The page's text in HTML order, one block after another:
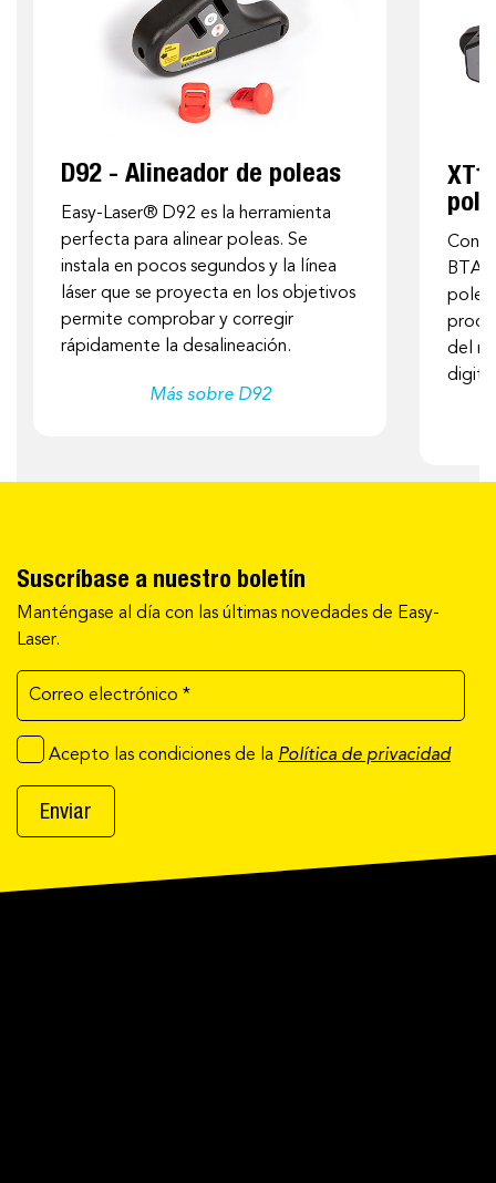
D92 - Alineador de poleas
Easy-Laser® D92 es la herramienta
perfecta para alinear poleas. Se
instala en pocos segundos y la línea
láser que se proyecta en los objetivos
permite comprobar y corregir
rápidamente la desalineación.
Más sobre D92
Con
BTA
del
Suscríbase a nuestro boletín
Manténgase al día con las últimas novedades de Easy-
Laser.
Acepto las condiciones de la Política de privacidad